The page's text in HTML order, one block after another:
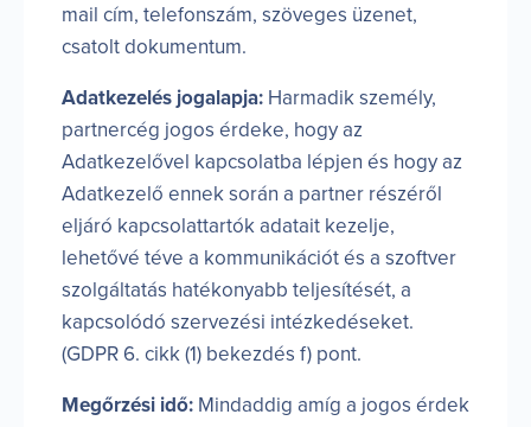
mail cím, telefonszám, szöveges üzenet,
csatolt dokumentum.
Adatkezelés jogalapja: Harmadik személy,
partnercég jogos érdeke, hogy az
Adatkezelővel kapcsolatba lépjen és hogy az
Adatkezelő ennek során a partner részéről
eljáró kapcsolattartók adatait kezelje,
lehetővé téve a kommunikációt és a szoftver
szolgáltatás hatékonyabb teljesítését, a
kapcsolódó szervezési intézkedéseket.
(GDPR 6. cikk (1) bekezdés f) pont.
Megőrzési idő: Mindaddig amíg a jogos érdek